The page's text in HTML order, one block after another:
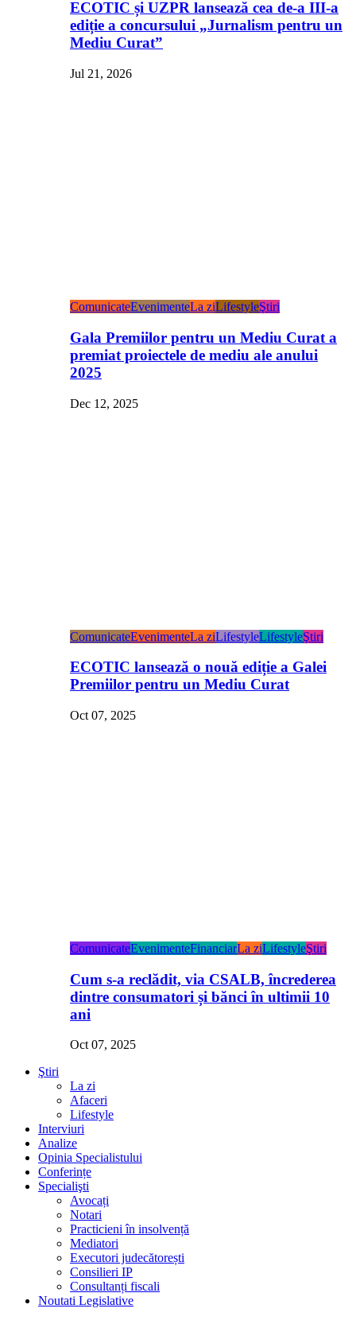
ECOTIC și UZPR lansează cea de-a III-a
ediție a concursului „Jurnalism pentru un
Mediu Curat”
Jul 21, 2026
ComunicateEvenimenteLa ziLifestyleŞtiri
Gala Premiilor pentru un Mediu Curat a
premiat proiectele de mediu ale anului
2025
Dec 12, 2025
ComunicateEvenimenteLa ziLifestyleLifestyleŞtiri
ECOTIC lansează o nouă ediție a Galei
Premiilor pentru un Mediu Curat
Oct 07, 2025
ComunicateEvenimenteFinanciarLa ziLifestyleŞtiri
Cum s-a reclădit, via CSALB, încrederea
dintre consumatori și bănci în ultimii 10
ani
Oct 07, 2025
Ştiri
La zi
Afaceri
Lifestyle
Interviuri
Analize
Opinia Specialistului
Conferințe
Specialişti
Avocați
Notari
Practicieni în insolvență
Mediatori
Executori judecătorești
Consilieri IP
Consultanți fiscali
Noutati Legislative